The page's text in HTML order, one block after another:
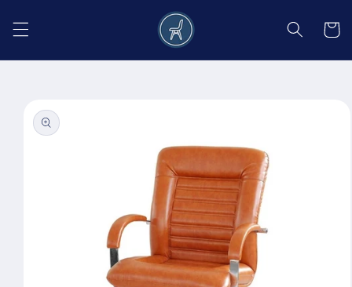
conținut
Coș
informațiile
despre
produs